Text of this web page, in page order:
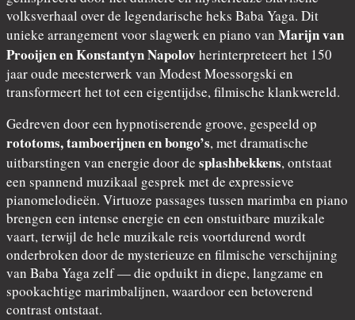
volksverhaal over de legendarische heks Baba Yaga. Dit
unieke arrangement voor slagwerk en piano van Marijn van
Prooijen en Konstantyn Napolov herinterpreteert het 150
jaar oude meesterwerk van Modest Moessorgski en
transformeert het tot een eigentijdse, filmische klankwereld.
Gedreven door een hypnotiserende groove, gespeeld op
rototoms, tamboerijnen en bongo’s, met dramatische
uitbarstingen van energie door de splashbekkens, ontstaat
een spannend muzikaal gesprek met de expressieve
pianomelodieën. Virtuoze passages tussen marimba en piano
brengen een intense energie en een onstuitbare muzikale
vaart, terwijl de hele muzikale reis voortdurend wordt
onderbroken door de mysterieuze en filmische verschijning
van Baba Yaga zelf — die opduikt in diepe, langzame en
spookachtige marimbalijnen, waardoor een betoverend
contrast ontstaat.